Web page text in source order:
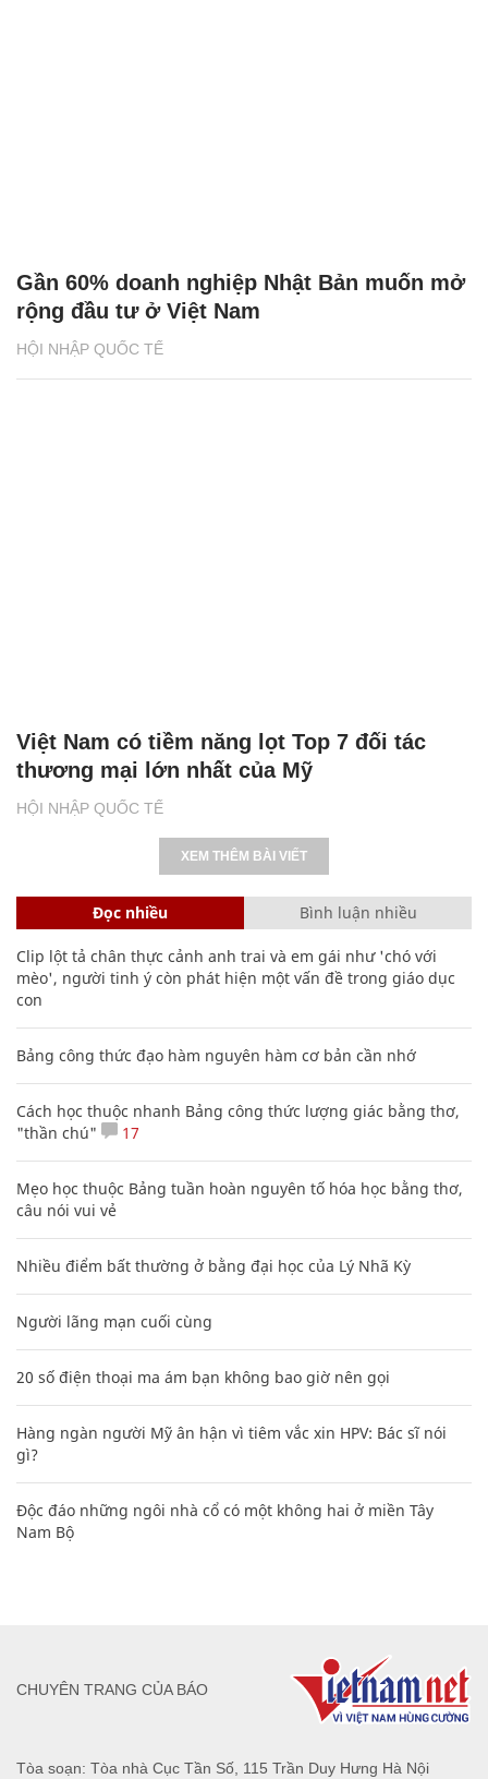
HỘI NHẬP QUỐC TẾ
Gần 60% doanh nghiệp Nhật Bản muốn mở
rộng đầu tư ở Việt Nam
HỘI NHẬP QUỐC TẾ
Việt Nam có tiềm năng lọt Top 7 đối tác
thương mại lớn nhất của Mỹ
XEM THÊM BÀI VIẾT
Đọc nhiều Bình luận nhiều
Clip lột tả chân thực cảnh anh trai và em gái như 'chó với
mèo', người tinh ý còn phát hiện một vấn đề trong giáo dục
con
Bảng công thức đạo hàm nguyên hàm cơ bản cần nhớ
Cách học thuộc nhanh Bảng công thức lượng giác bằng thơ,
"thần chú"
17
Mẹo học thuộc Bảng tuần hoàn nguyên tố hóa học bằng thơ,
câu nói vui vẻ
Nhiều điểm bất thường ở bằng đại học của Lý Nhã Kỳ
Người lãng mạn cuối cùng
20 số điện thoại ma ám bạn không bao giờ nên gọi
Hàng ngàn người Mỹ ân hận vì tiêm vắc xin HPV: Bác sĩ nói
gì?
Độc đáo những ngôi nhà cổ có một không hai ở miền Tây
Nam Bộ
Tòa soạn: Tòa nhà Cục Tần Số, 115 Trần Duy Hưng Hà Nội
CHUYÊN TRANG CỦA BÁO